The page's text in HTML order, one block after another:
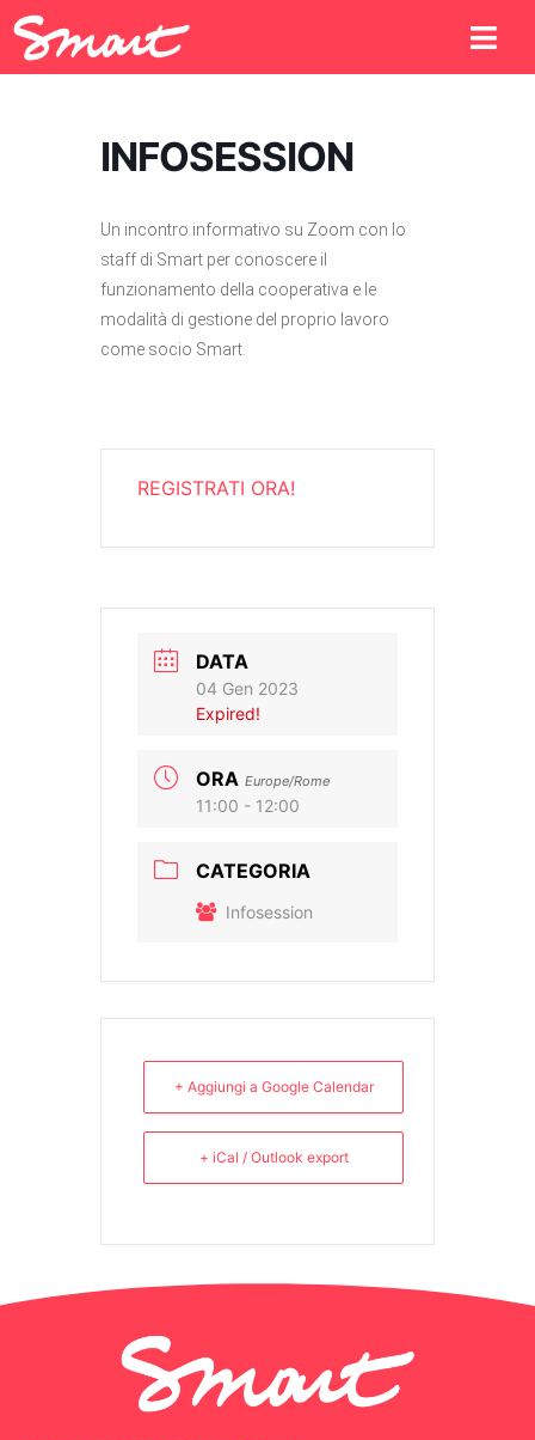
INFOSESSION
Un incontro informativo su Zoom con lo
staff di Smart per conoscere il
funzionamento della cooperativa e le
modalità di gestione del proprio lavoro
come socio Smart.
REGISTRATI ORA!
DATA
04 Gen 2023
Expired!
ORA Europe/Rome
11:00 - 12:00
CATEGORIA
Infosession
+ Aggiungi a Google Calendar
+ iCal / Outlook export